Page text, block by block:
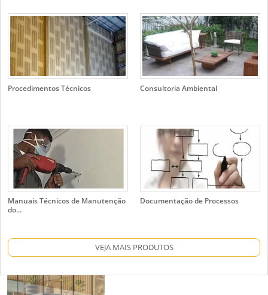
Procedimentos Técnicos Consultoria Ambiental
Manuais Técnicos de Manutenção
do...
Documentação de Processos
VEJA MAIS PRODUTOS